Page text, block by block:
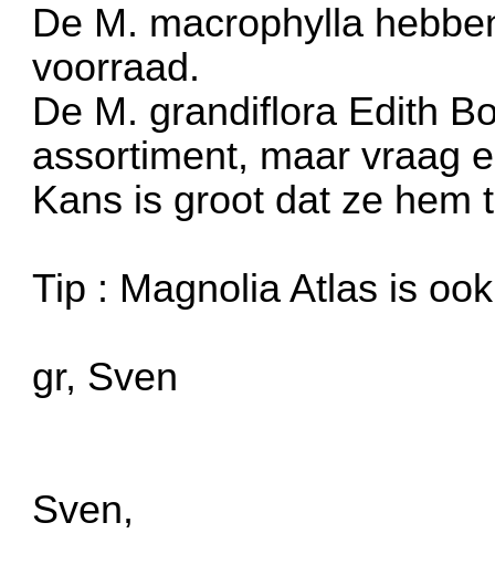
De M. macrophylla
voorraad.
De M. grandiflora Edith
assortiment, maar vraag
Kans is groot dat ze hem
Tip : Magnolia Atlas is
gr, Sven
Sven,